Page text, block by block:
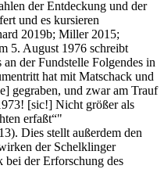
der Entdeckung und der
und es kursieren
2019b; Miller 2015;
5. August 1976 schreibt
der Fundstelle Folgendes in
hat mit Matschack und
gegraben, und zwar am Trauf
[sic!] Nicht größer als
erfaßt“
Dies stellt außerdem den
der Schelklinger
bei der Erforschung des